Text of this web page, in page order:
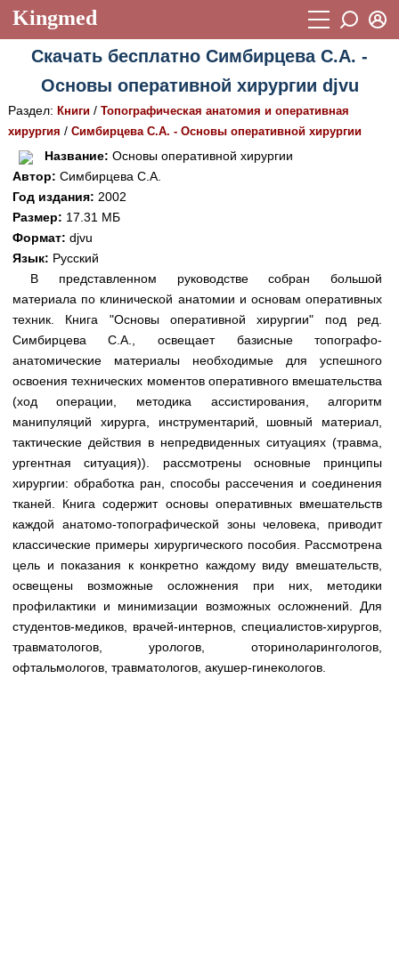
Kingmed
Учебный материал
Видеогалерея 899
Фотогалерея (1906)
Истории болезней
Лекции и презентации
Аккредитационные тесты
Методические рекомендации
Научно-популярное
Статьи
Медицинская стандартизация
Нормативы экстренной и неотложной помощи
Нормы лабораторных и инструментальных
исследований
Обратная связь
Добавить материал
FAQ
Пароль
Восстановить пароль
Регистрация
Скачать бесплатно Симбирцева С.А. -
Основы оперативной хирургии djvu
Раздел: Книги/ Топографическая анатомия и оперативная
хирургия / Симбирцева С.А. - Основы оперативной хирургии
Название: Основы оперативной хирургии
Автор: Симбирцева С.А.
Год издания: 2002
Размер: 17.31 МБ
Формат: djvu
Язык: Русский
В представленном руководстве собран большой
материала по клинической анатомии и основам оперативных
техник. Книга "Основы оперативной хирургии" под ред.
Симбирцева С.А., освещает базисные топографо-
анатомические материалы необходимые для успешного
освоения технических моментов оперативного вмешательства
(ход операции, методика ассистирования, алгоритм
манипуляций хирурга, инструментарий, шовный материал,
тактические действия в непредвиденных ситуациях (травма,
ургентная ситуация)). рассмотрены основные принципы
хирургии: обработка ран, способы рассечения и соединения
тканей. Книга содержит основы оперативных вмешательств
каждой анатомо-топографической зоны человека, приводит
классические примеры хирургического пособия. Рассмотрена
цель и показания к конкретно каждому виду вмешательств,
освещены возможные осложнения при них, методики
профилактики и минимизации возможных осложнений. Для
студентов-медиков, врачей-интернов, специалистов-хирургов,
травматологов, урологов, оториноларингологов,
офтальмологов, травматологов, акушер-гинекологов.